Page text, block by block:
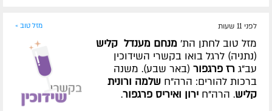
לפני 11 שעות מזל טוב »
מזל טוב לחתן הת' מנחם מענדל קליש
(נתניה) לרגל בואו בקשרי השידוכין
עב"ג רז פרגפור (באר שבע). משנה
ברכות להורים: הרה"ח שלמה ורונית
קליש. הרה"ח ירון ואיריס פרגפור.